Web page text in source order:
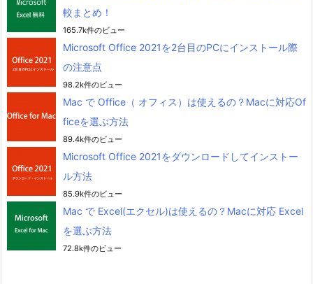
較まとめ！
165.7k件のビュー
Microsoft Office 2021を2台目のPCにインストール際
の注意点
98.2k件のビュー
Mac で Office（ オフィス）は使えるの？Macに対応Of
ficeを選ぶ方法
89.4k件のビュー
Microsoft Office 2021をダウンロードしてインストー
ル方法
85.9k件のビュー
Mac で Excel(エクセル)は使えるの？Macに対応 Excel
を選ぶ方法
72.8k件のビュー